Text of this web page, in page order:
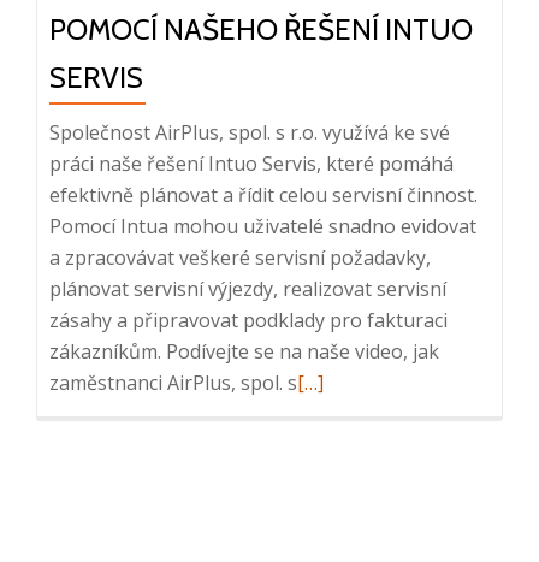
POMOCÍ NAŠEHO ŘEŠENÍ INTUO
SERVIS
Společnost AirPlus, spol. s r.o. využívá ke své
práci naše řešení Intuo Servis, které pomáhá
efektivně plánovat a řídit celou servisní činnost.
Pomocí Intua mohou uživatelé snadno evidovat
a zpracovávat veškeré servisní požadavky,
plánovat servisní výjezdy, realizovat servisní
zásahy a připravovat podklady pro fakturaci
zákazníkům. Podívejte se na naše video, jak
zaměstnanci AirPlus, spol. sRead
[…]